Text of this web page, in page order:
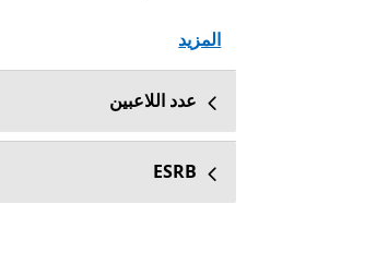
المزيد
عدد اللاعبين
ESRB